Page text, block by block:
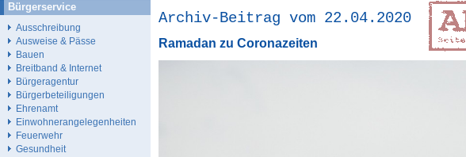
Archiv-Beitrag vom 22.04.2020
Ramadan zu Coronazeiten
Bürgerservice
Ausschreibung
Ausweise & Pässe
Bauen
Breitband & Internet
Bürgeragentur
Bürgerbeteiligungen
Ehrenamt
Einwohnerangelegenheiten
Feuerwehr
Gesundheit